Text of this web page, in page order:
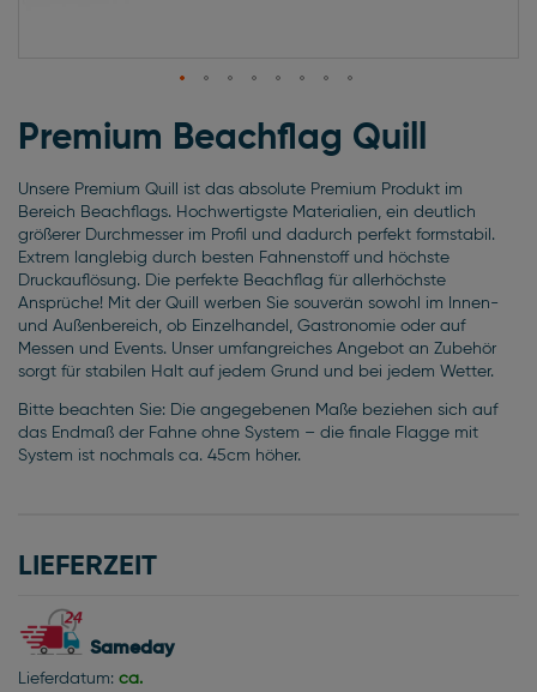
Anfang
der
springen
Premium Beachflag Quill
Unsere Premium Quill ist das absolute Premium Produkt im
Bereich Beachflags. Hochwertigste Materialien, ein deutlich
größerer Durchmesser im Profil und dadurch perfekt formstabil.
Extrem langlebig durch besten Fahnenstoff und höchste
Druckauflösung. Die perfekte Beachflag für allerhöchste
Ansprüche! Mit der Quill werben Sie souverän sowohl im Innen-
und Außenbereich, ob Einzelhandel, Gastronomie oder auf
Messen und Events. Unser umfangreiches Angebot an Zubehör
sorgt für stabilen Halt auf jedem Grund und bei jedem Wetter.
Bitte beachten Sie: Die angegebenen Maße beziehen sich auf
das Endmaß der Fahne ohne System – die finale Flagge mit
System ist nochmals ca. 45cm höher.
LIEFERZEIT
Sameday
Lieferdatum: ca.